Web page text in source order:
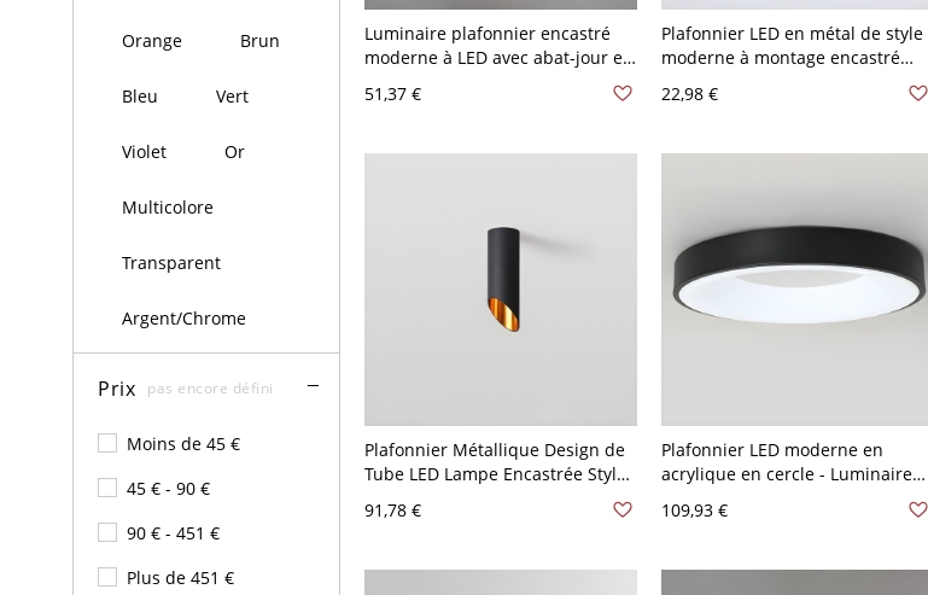
Orange Brun
Bleu Vert
Violet Or
Multicolore
Transparent
Argent/Chrome
Prix pas encore défini
Moins de 45 €
45 € - 90 €
90 € - 451 €
Plus de 451 €
Luminaire plafonnier encastré
moderne à LED avec abat-jour en
Blanc
51,37 €
Plafonnier LED en métal de style
moderne à montage encastré
couloir - Noir 110 V-120 V Blanc
22,98 €
Plafonnier Métallique Design de
Tube LED Lampe Encastrée Style
Postmoderne - Noir 110 V-120 V
22,86 cm Chaud
91,78 €
Plafonnier LED moderne en
acrylique en cercle - Luminaire
110 V-120 V 30,48 cm Noir Blanc
109,93 €